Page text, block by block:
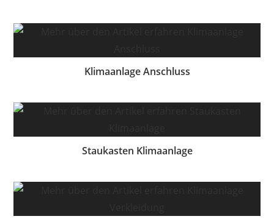
Klimaanlage Anschluss
Staukasten Klimaanlage